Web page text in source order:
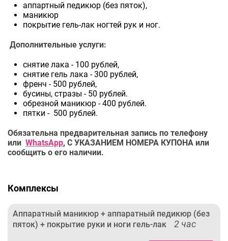
аппартный педикюр (без пяток),
маникюр
покрытие гель-лак ногтей рук и ног.
Дополнительные услуги:
снятие лака - 100 рублей,
снятие гель лака - 300 рублей,
френч - 500 рублей,
бусины, стразы - 50 рублей.
обрезной маникюр - 400 рублей.
пятки - 500 рублей.
Обязательна предварительная запись по телефону
или WhatsApp, С УКАЗАНИЕМ НОМЕРА КУПОНА или
сообщить о его наличии.
Комплексы
Аппаратный маникюр + аппаратный педикюр (без
пяток) + покрытие руки и ноги гель-лак
2 час